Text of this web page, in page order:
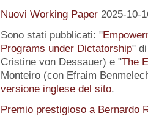
Nuovi Working Paper 2025-10-
Sono stati pubblicati: "
Programs under Dictatorship"
Cristine von Dessauer) e "The
Monteiro (con Efraim
versione inglese del sito.
Premio prestigioso a Bernardo